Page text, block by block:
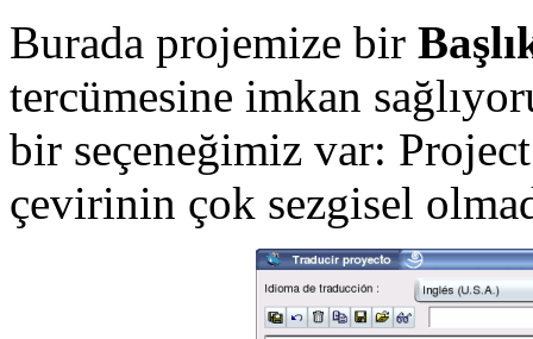
Burada projemize bir
tercümesine imkan
bir seçeneğimiz var:
çevirinin çok sezgisel